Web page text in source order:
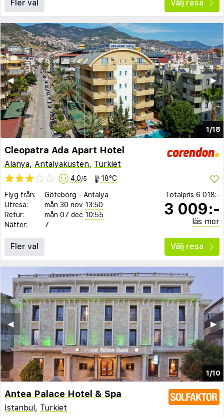
Fler val Välj resa
1/18
▶︎
◀︎
Cleopatra Ada Apart Hotel
Alanya, Antalyakusten, Turkiet
4,0/5 18°C
Flyg från: Göteborg - Antalya
Utresa:
mån 30 nov 13:50
Retur:
mån 07 dec 10:55
Nätter:
7
Totalpris 6 018:-
3 009:-
läs mer
Fler val Välj resa
1/10
▶︎
◀︎
Antea Palace Hotel & Spa
Istanbul, Turkiet